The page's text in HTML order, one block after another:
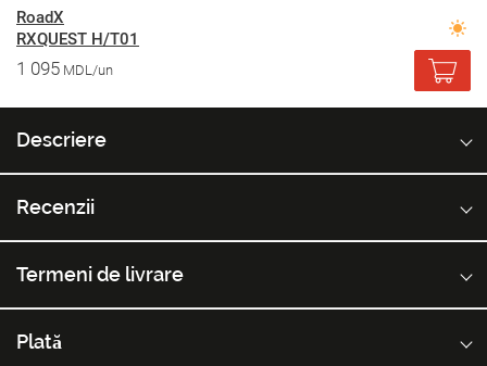
RoadX
RXQUEST H/T01
1 095 MDL/un
Descriere
Recenzii
Termeni de livrare
Plată